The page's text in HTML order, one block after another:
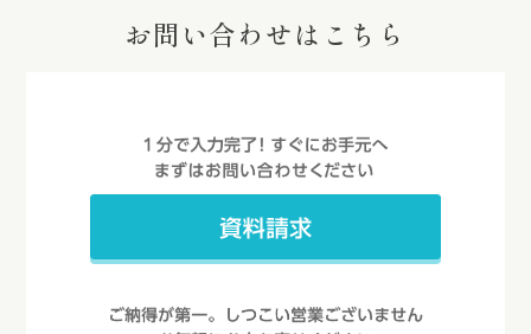
お問い合わせはこちら